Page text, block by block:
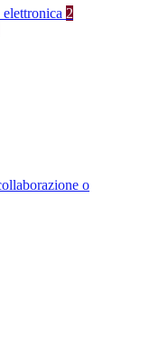
2
o